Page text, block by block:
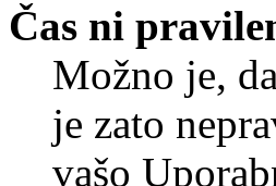
Čas ni
Možno je,
je zato
vašo